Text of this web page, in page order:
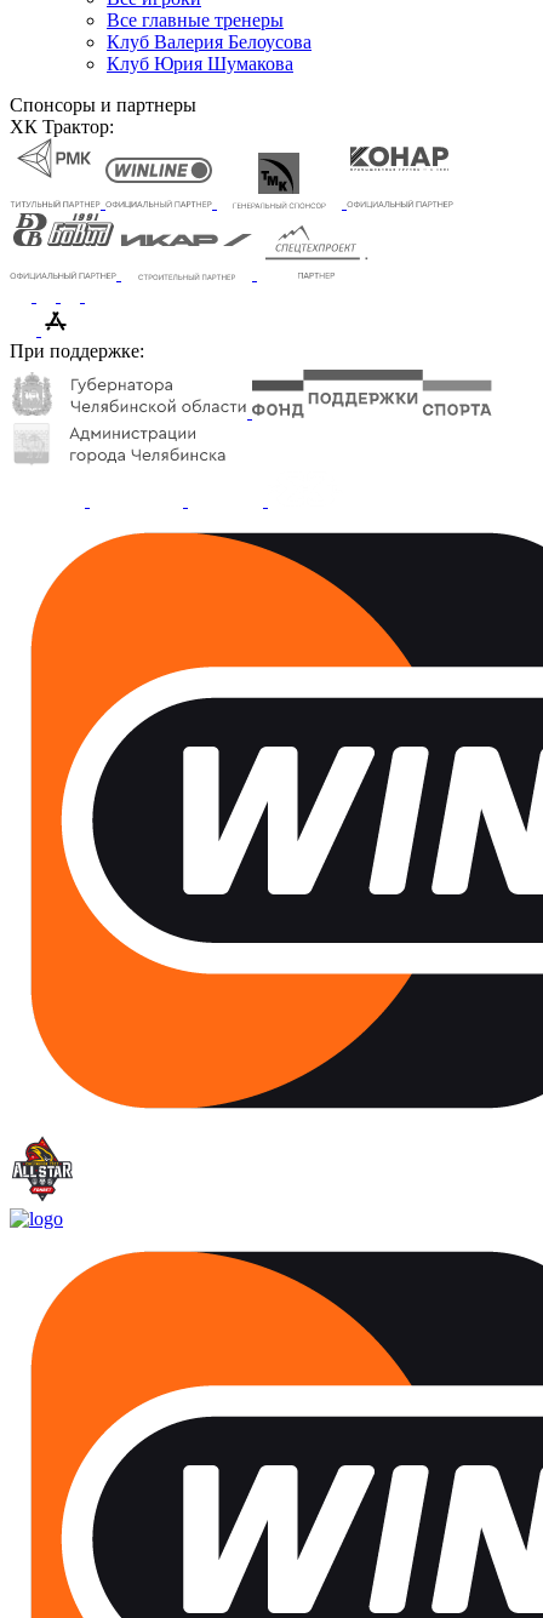
Все главные тренеры
Клуб Валерия Белоусова
Клуб Юрия Шумакова
Спонсоры и партнеры
ХК Трактор:
При поддержке: